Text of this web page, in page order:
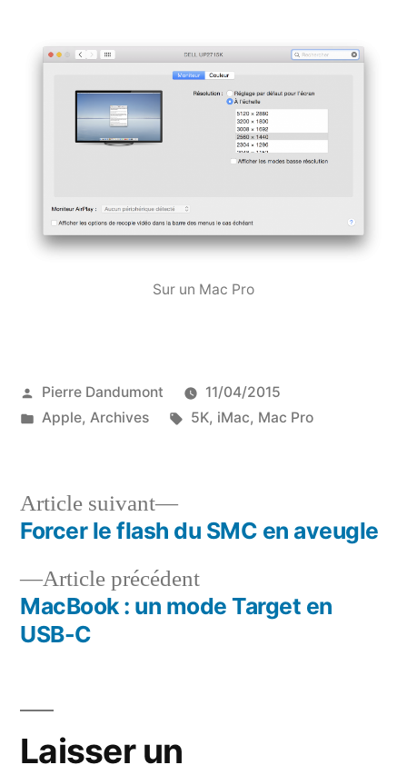
Sur un Mac Pro
Publié
par
Pierre Dandumont
11/04/2015
Publié
Apple, Archives Étiquettes :
5K, iMac, Mac Pro
Navigation
de
l’article
Article précédentArticle
précédent :
MacBook : un mode Target en
USB-C
Article suivant
Article
suivant :
Forcer le flash du SMC en aveugle
Laisser un